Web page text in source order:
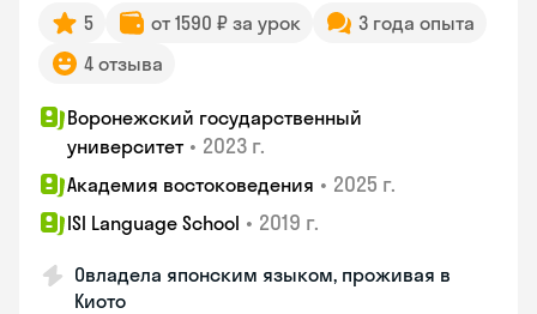
5 от 1590 ₽ за урок
3 года опыта
4 отзыва
Воронежский государственный
университет • 2023 г.
Академия востоковедения • 2025 г.
ISI Language School • 2019 г.
Овладела японским языком, проживая в
Киото